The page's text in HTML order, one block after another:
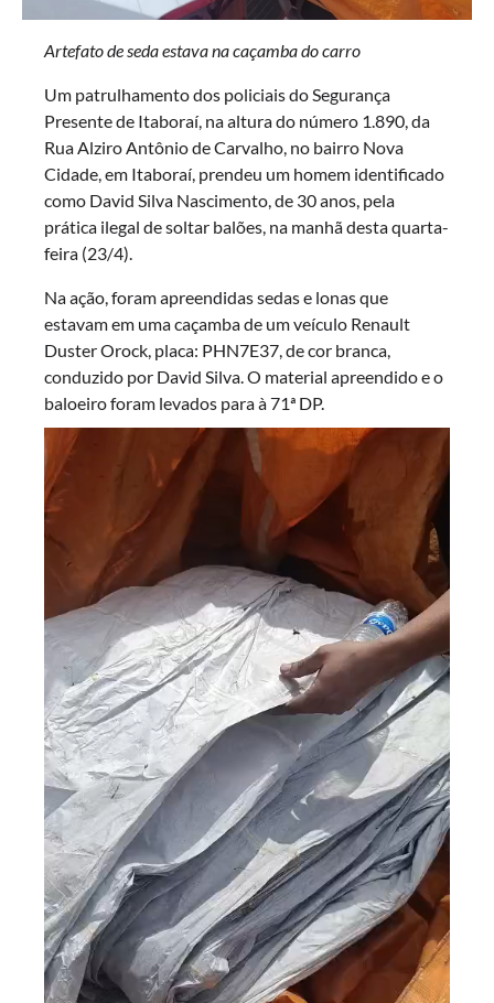
Artefato de seda estava na caçamba do carro
Um patrulhamento dos policiais do Segurança
Presente de Itaboraí, na altura do número 1.890, da
Rua Alziro Antônio de Carvalho, no bairro Nova
Cidade, em Itaboraí, prendeu um homem identificado
como David Silva Nascimento, de 30 anos, pela
prática ilegal de soltar balões, na manhã desta quarta-
feira (23/4).
Na ação, foram apreendidas sedas e lonas que
estavam em uma caçamba de um veículo Renault
Duster Orock, placa: PHN7E37, de cor branca,
conduzido por David Silva. O material apreendido e o
baloeiro foram levados para à 71ª DP.